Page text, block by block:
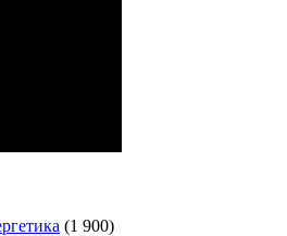
(1 900)